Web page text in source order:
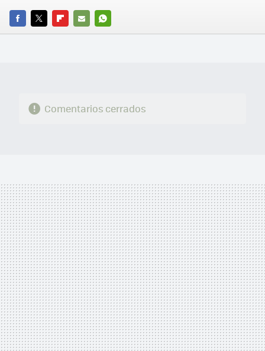
FACEBOOK
TWITTERFLIPBOARD
E-
WHATSAPP
Comentarios cerrados